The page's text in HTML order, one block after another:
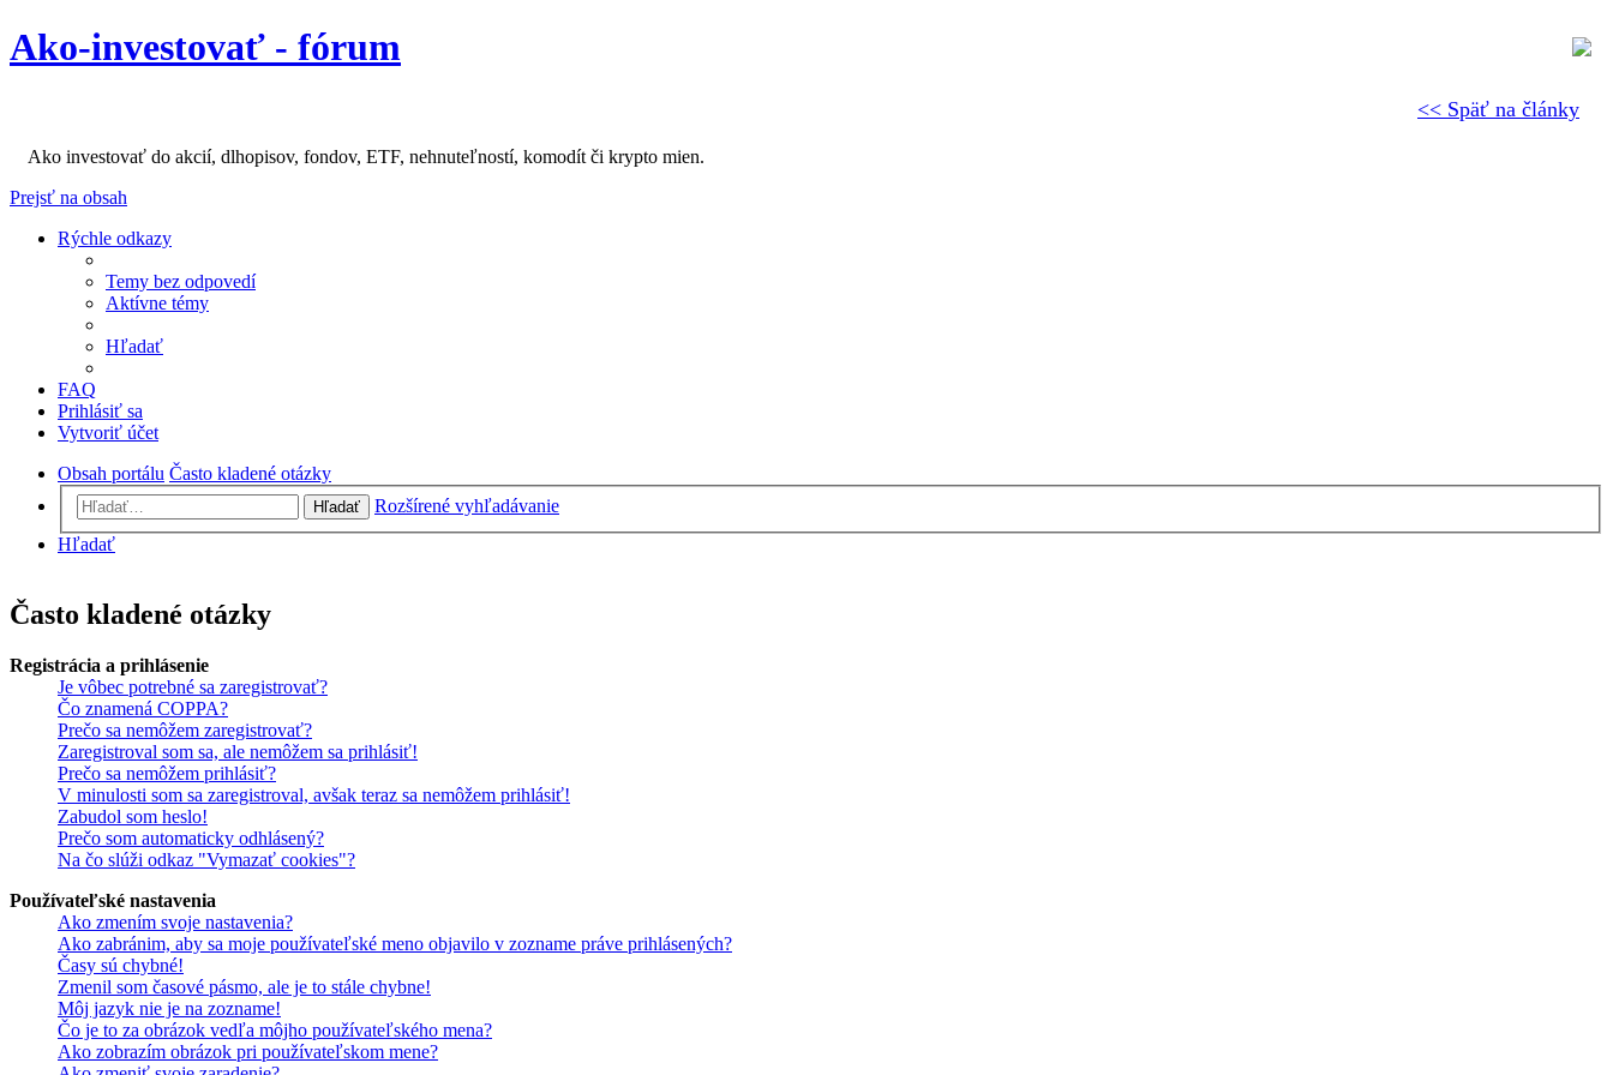
<< Späť na články
Ako-investovať - fórum
Ako investovať do akcií, dlhopisov, fondov, ETF, nehnuteľností, komodít či krypto mien.
Prejsť na obsah
Rýchle odkazy
Temy bez odpovedí
Aktívne témy
Hľadať
FAQ
Prihlásiť sa
Vytvoriť účet
Obsah portálu Často kladené otázky
Hľadať
Rozšírené vyhľadávanie
Hľadať
Často kladené otázky
Registrácia a prihlásenie
Je vôbec potrebné sa zaregistrovať?
Čo znamená COPPA?
Prečo sa nemôžem zaregistrovať?
Zaregistroval som sa, ale nemôžem sa prihlásiť!
Prečo sa nemôžem prihlásiť?
V minulosti som sa zaregistroval, avšak teraz sa nemôžem prihlásiť!
Zabudol som heslo!
Prečo som automaticky odhlásený?
Na čo slúži odkaz "Vymazať cookies"?
Používateľské nastavenia
Ako zmením svoje nastavenia?
Ako zabránim, aby sa moje používateľské meno objavilo v zozname práve prihlásených?
Časy sú chybné!
Zmenil som časové pásmo, ale je to stále chybne!
Môj jazyk nie je na zozname!
Čo je to za obrázok vedľa môjho používateľského mena?
Ako zobrazím obrázok pri používateľskom mene?